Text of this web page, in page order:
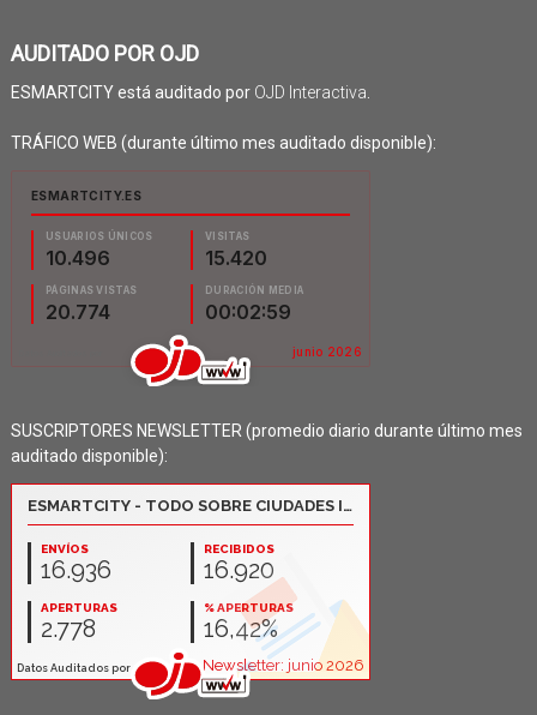
AUDITADO POR OJD
ESMARTCITY está auditado por OJD Interactiva
TRÁFICO WEB (durante último mes auditado disponible):
SUSCRIPTORES NEWSLETTER (promedio diario durante último mes
auditado disponible):